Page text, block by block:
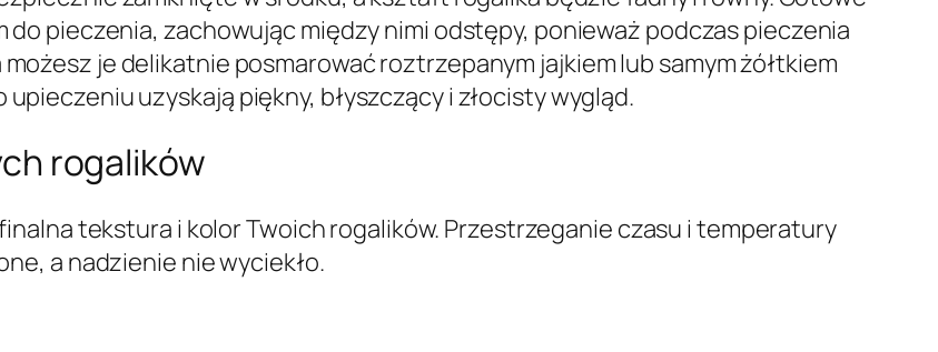
do pieczenia, zachowując między nimi odstępy, ponieważ podczas pieczenia
je delikatnie posmarować roztrzepanym jajkiem lub samym żółtkiem
uzyskają piękny, błyszczący i złocisty wygląd.
rogalików
tekstura i kolor Twoich rogalików. Przestrzeganie czasu i temperatury
a nadzienie nie wyciekło.